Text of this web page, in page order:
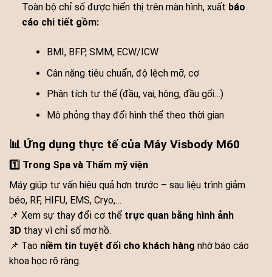
Toàn bộ chỉ số được hiển thị trên màn hình, xuất báo
cáo chi tiết gồm:
BMI, BFP, SMM, ECW/ICW
Cân nặng tiêu chuẩn, độ lệch mỡ, cơ
Phân tích tư thế (đầu, vai, hông, đầu gối…)
Mô phỏng thay đổi hình thể theo thời gian
📊 Ứng dụng thực tế của Máy Visbody M60
1️⃣ Trong Spa và Thẩm mỹ viện
Máy giúp tư vấn hiệu quả hơn trước – sau liệu trình giảm
béo, RF, HIFU, EMS, Cryo,…
📌 Xem sự thay đổi cơ thể trực quan bằng hình ảnh
3D thay vì chỉ số mơ hồ.
📌 Tạo niềm tin tuyệt đối cho khách hàng nhờ báo cáo
khoa học rõ ràng.